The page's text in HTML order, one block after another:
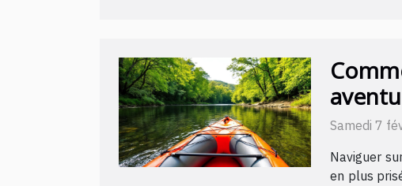
Samedi 7
Naviguer
en plus